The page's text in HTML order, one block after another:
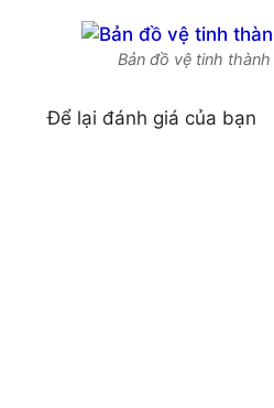
Bản đồ vệ tinh
Để lại đánh giá của bạn